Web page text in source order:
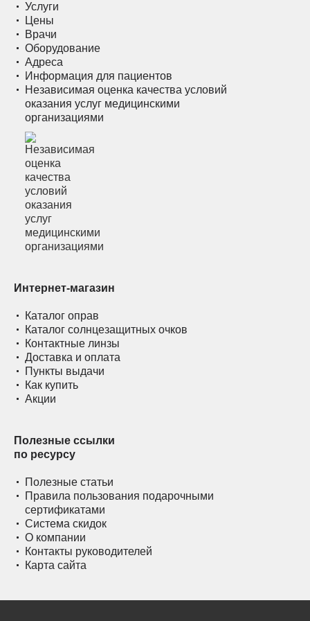
Услуги
Цены
Врачи
Оборудование
Адреса
Информация для пациентов
Независимая оценка качества условий
оказания услуг медицинскими
организациями
Интернет-магазин
Каталог оправ
Каталог солнцезащитных очков
Контактные линзы
Доставка и оплата
Пункты выдачи
Как купить
Акции
Полезные ссылки
по ресурсу
Полезные статьи
Правила пользования подарочными
сертификатами
Система скидок
О компании
Контакты руководителей
Карта сайта